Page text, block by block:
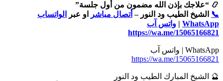
📿 “علاجك بإذن الله مضمون من أول جلسة”
📞
الشيخ الطيب ود النور – أتصال مباشر او عبر
الواتساب
WhatsApp
| واتس آب
https://wa.me/15065166821
WhatsApp | واتس آب
https://wa.me/15065166821
🔮 الشيخ المبارك الطيب ود النور